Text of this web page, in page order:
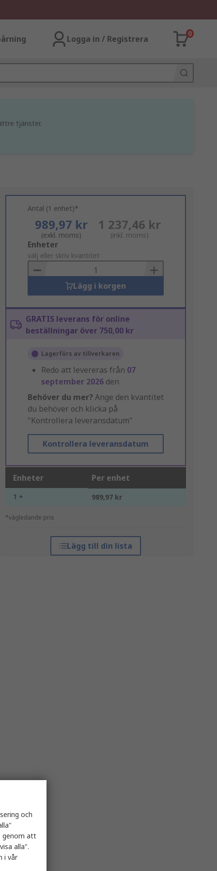
Logga in / Registrera
0
tjänster.
Antal (1 enhet)*
989,97 kr
(exkl. moms)
1 237,46 kr
(inkl. moms)
Add
to
Basket
Enheter
välj eller skriv kvantitet
Lägg i korgen
GRATIS leverans för online
beställningar över 750,00 kr
Lagerförs av tillverkaren
Redo att levereras från 07
september 2026 den
Behöver du mer? Ange den kvantitet
du behöver och klicka på
"Kontrollera leveransdatum"
Kontrollera leveransdatum
Enheter Per enhet
1 + 989,97 kr
*vägledande pris
Lägg till din lista
och
genom att
alla".
i vår